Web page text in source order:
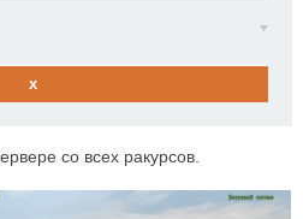
x
со всех ракурсов.